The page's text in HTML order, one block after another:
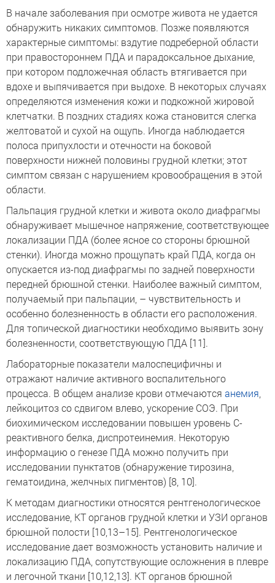
В начале заболевания при осмотре живота не удается
обнаружить никаких симптомов. Позже появляются
характерные симптомы: вздутие подреберной области
при правостороннем ПДА и парадоксальное дыхание,
при котором подложечная область втягивается при
вдохе и выпячивается при выдохе. В некоторых случаях
определяются изменения кожи и подкожной жировой
клетчатки. В поздних стадиях кожа становится слегка
желтоватой и сухой на ощупь. Иногда наблюдается
полоса припухлости и отечности на боковой
поверхности нижней половины грудной клетки; этот
симптом связан с нарушением кровообращения в этой
области.
Пальпация грудной клетки и живота около диафрагмы
обнаруживает мышечное напряжение, соответствующее
локализации ПДА (более ясное со стороны брюшной
стенки). Иногда можно прощупать край ПДА, когда он
опускается из-под диафрагмы по задней поверхности
передней брюшной стенки. Наиболее важный симптом,
получаемый при пальпации, – чувствительность и
особенно болезненность в области его расположения.
Для топической диагностики необходимо выявить зону
болезненности, соответствующую ПДА [11].
Лабораторные показатели малоспецифичны и
отражают наличие активного воспалительного
процесса. В общем анализе крови отмечаются анемия
лейкоцитоз со сдвигом влево, ускорение СОЭ. При
биохимическом исследовании повышен уровень С-
реактивного белка, диспротеинемия. Некоторую
информацию о генезе ПДА можно получить при
исследовании пунктатов (обнаружение тирозина,
гематоидина, желчных пигментов) [8, 10].
К методам диагностики относятся рентгенологическое
исследование, КТ органов грудной клетки и УЗИ органов
брюшной полости [10,13–15]. Рентгенологическое
исследование дает возможность установить наличие и
локализацию ПДА, сопутствующие осложнения в плевре
и легочной ткани [10,12,13]. КТ органов брюшной